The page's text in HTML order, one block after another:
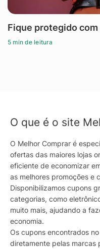
Fique protegido
5 min de leitura
O que é o site
O Melhor Comprar é
ofertas das maiores lojas
eficiente de economizar
as melhores promoções e
Disponibilizamos cupons
categorias, como
muito mais, ajudando a
economia.
Os cupons encontrados
diretamente pelas marcas